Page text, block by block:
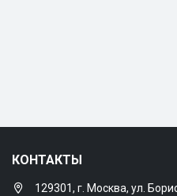
КОНТАКТЫ
129301, г. Москва, ул.